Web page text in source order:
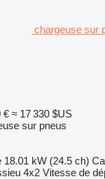
chargeuse sur
€ ≈ 17 330 $US
sur pneus
18.01 kW (24.5 ch)
4x2 Vitesse de